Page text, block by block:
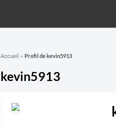
Accueil » Profil de kevin5913
kevin5913